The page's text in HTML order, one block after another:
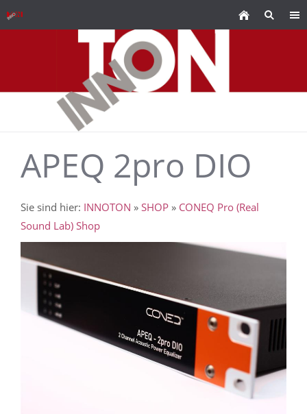
APEQ 2pro DIO
Sie sind hier: INNOTON » SHOP » CONEQ Pro (Real
Sound Lab) Shop